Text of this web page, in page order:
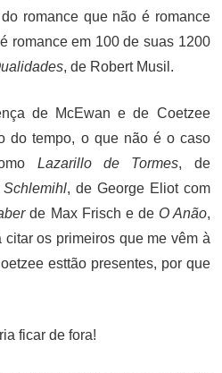
romance que não é romance
romance em 100 de suas 1200
, de Robert Musil.
de McEwan e de Coetzee
do tempo, o que não é o caso
Lazarillo de Tormes, de
Schlemihl, de George Eliot com
de Max Frisch e de O Anão,
os primeiros que me vêm à
esttão presentes, por que
ficar de fora!